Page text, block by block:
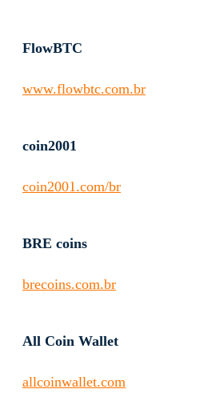
FlowBTC
www.flowbtc.com.br
coin2001
coin2001.com/br
BRE coins
brecoins.com.br
All Coin Wallet
allcoinwallet.com